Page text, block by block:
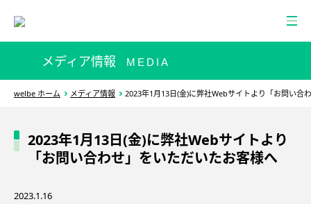
メディア情報 MEDIA
welbe ホーム メディア情報 2023年1月13日(金)に弊社Webサイトより「お問い合
2023年1月13日(金)に弊社Webサイトより
「お問い合わせ」をいただいたお客様へ
2023.1.16